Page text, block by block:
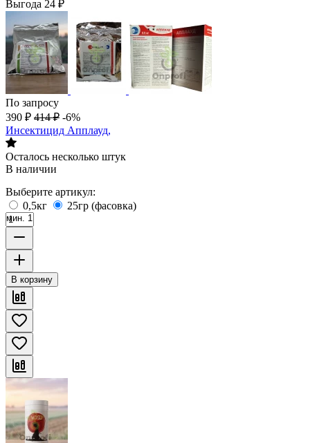
Выгода 24 ₽
По запросу
390 ₽ 414 ₽ -6%
Инсектицид Апплауд,
Осталось несколько штук
В наличии
Выберите артикул:
0,5кг
25гр (фасовка)
мин. 1
В корзину